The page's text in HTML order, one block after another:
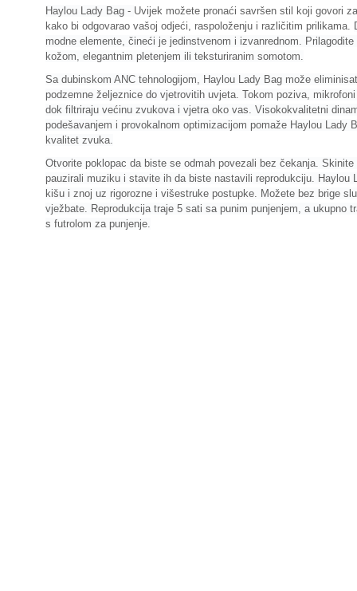
Haylou Lady Bag - Uvijek možete pronaći savršen stil koji govori
kako bi odgovarao vašoj odjeći, raspoloženju i različitim prilikama.
modne elemente, čineći je jedinstvenom i izvanrednom.
kožom, elegantnim pletenjem ili teksturiranim somotom.
Sa dubinskom ANC tehnologijom, Haylou Lady Bag može
podzemne željeznice do vjetrovitih uvjeta. Tokom poziva,
dok filtriraju većinu zvukova i vjetra oko vas. Visokokvalitetni
podešavanjem i provokalnom optimizacijom pomaže Haylou Lady
kvalitet zvuka.
Otvorite poklopac da biste se odmah povezali bez čekanja.
pauzirali muziku i stavite ih da biste nastavili reprodukciju.
Haylou
kišu i znoj uz rigorozne i višestruke postupke. Možete bez brige
vježbate.
Reprodukcija traje 5 sati sa punim punjenjem, a ukupno
s futrolom za punjenje.